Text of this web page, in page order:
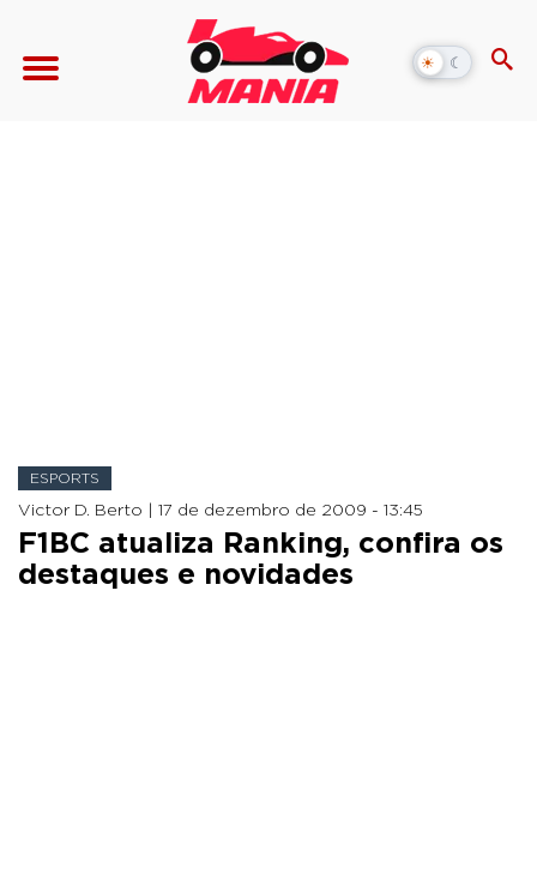
☀ ☾
Alternar
modo
ESPORTS
Victor D. Berto | 17 de dezembro de 2009 - 13:45
F1BC atualiza Ranking, confira os
destaques e novidades